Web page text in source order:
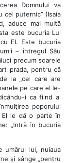
Domnului va
cel puternic” (Isaia
aduce mai multă
este bucuria Lui
El. Este bucuria
– întregul Său
precum soarele
prada, pentru că
la „cel care are
pe care el le-
i ca fiind ai
poporului
le dă o parte în
„Intră în bucuria
umărul lui, nuiaua
şi sânge „pentru